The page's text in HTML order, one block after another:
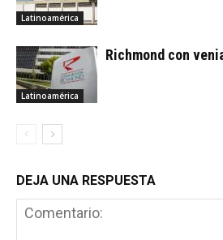
Latinoamérica
Latinoamérica
Richmond con
DEJA UNA RESPUESTA